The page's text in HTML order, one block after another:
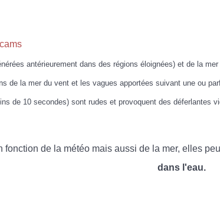
antérieurement dans des régions éloignées) et de la
de la mer du vent et les vagues apportées suivant une ou
de 10 secondes) sont rudes et provoquent des
de la météo mais aussi de la mer, elles
dans l'eau.